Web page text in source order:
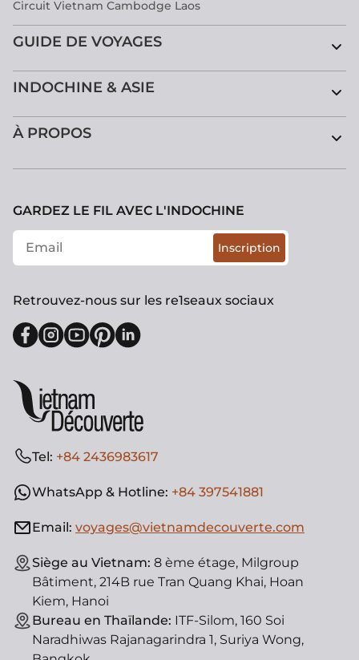
Circuit Vietnam Cambodge Laos
GUIDE DE VOYAGES
INDOCHINE & ASIE
À PROPOS
Tel: +84 2436983617
WhatsApp & Hotline: +84 397541881
Email: voyages@vietnamdecouverte.com
Siège au Vietnam: 8 ème étage, Milgroup
Bâtiment, 214B rue Tran Quang Khai, Hoan
Kiem, Hanoi
Bureau en Thaïlande: ITF-Silom, 160 Soi
Naradhiwas Rajanagarindra 1, Suriya Wong,
GARDEZ LE FIL AVEC L'INDOCHINE
Inscription
Retrouvez-nous sur les re1seaux sociaux